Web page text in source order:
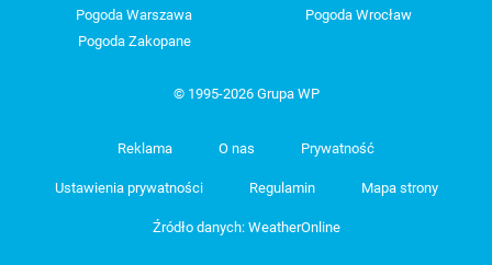
Pogoda Warszawa
Pogoda Wrocław
Pogoda Zakopane
© 1995-2026 Grupa WP
Reklama O nas Prywatność
Ustawienia prywatności Regulamin Mapa strony
Źródło danych: WeatherOnline